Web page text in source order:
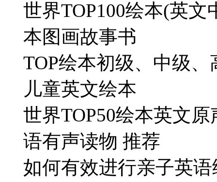
世界TOP100绘本(英
本图画故事书
TOP绘本初级、中级
儿童英文绘本
世界TOP50绘本英文
语有声读物 推荐
如何有效进行亲子英